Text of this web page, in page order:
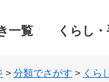
一覧 くらし
> 分類でさがす > くら